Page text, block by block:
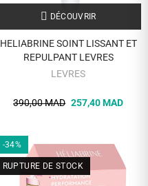
DÉCOUVRIR
HELIABRINE SOINT LISSANT ET
REPULPANT LEVRES
LEVRES
390,00 MAD 257,40 MAD
-34%
RUPTURE DE STOCK